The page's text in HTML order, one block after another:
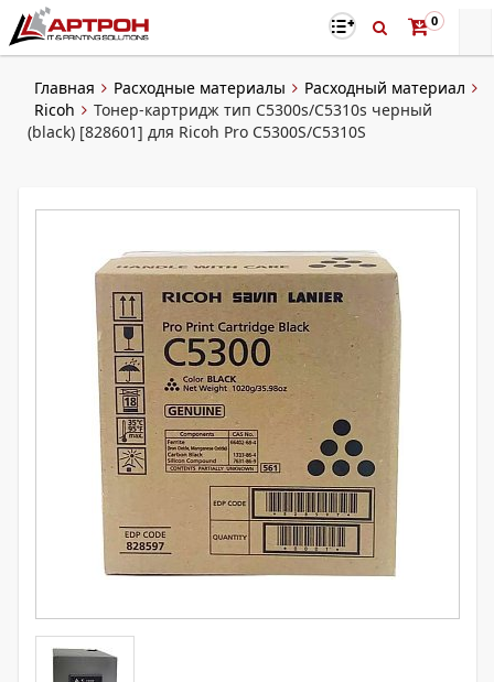
0
Главная Расходные материалы
Расходный материал
Ricoh
Тонер-картридж тип С5300s/C5310s черный
(black) [828601] для Ricoh Pro C5300S/C5310S